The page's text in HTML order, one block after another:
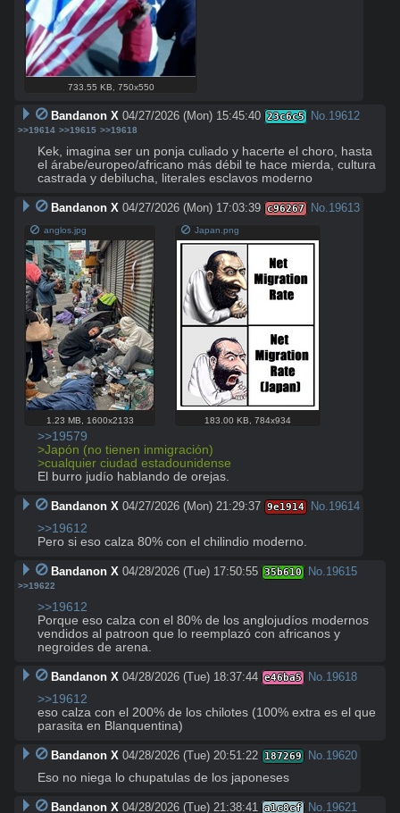
733.55 KB, 750x550
Bandanon X 04/27/2026 (Mon) 15:45:40 23c6c5 No. 19612
>>19614 >>19615 >>19618
Kek, imagina ser un ponja culiado y hacerte el choro, hasta
el árabe/europeo/africano más débil te hace mierda, cultura
castrada y debilucha, literales esclavos moderno
Bandanon X 04/27/2026 (Mon) 17:03:39 c96267 No. 19613
anglos.jpg
1.23 MB 1600x2133
Japan.png
183.00 KB 784x934
>>19579
>Japón (no tienen inmigración)
>cualquier ciudad estadounidense
El burro judío hablando de orejas.
Bandanon X 04/27/2026 (Mon) 21:29:37 9e1914 No. 19614
>>19612
Pero si eso calza 80% con el chilindio moderno.
Bandanon X 04/28/2026 (Tue) 17:50:55 35b610 No. 19615
>>19622
>>19612
Porque eso calza con el 80% de los anglojudíos modernos
vendidos al patroon que lo reemplazó con africanos y
negroides de arena.
Bandanon X 04/28/2026 (Tue) 18:37:44 e46ba5 No. 19618
>>19612
eso calza con el 200% de los chilotes (100% extra es el que
parasita en Blanquentina)
Bandanon X 04/28/2026 (Tue) 20:51:22 187269 No. 19620
Eso no niega lo chupatulas de los japoneses
Bandanon X 04/28/2026 (Tue) 21:38:41 a1c8cf No. 19621